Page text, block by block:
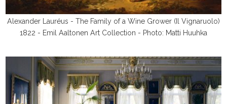
Alexander Lauréus - The Family of a Wine Grower (Il Vignaruolo)
1822 - Emil Aaltonen Art Collection - Photo: Matti Huuhka